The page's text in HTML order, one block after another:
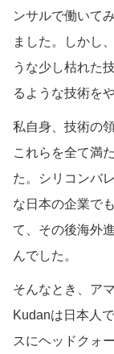
ンサルで働いて
ました。しかし
うな少し枯れた
るような技術を
私自身、技術の
これらを全て満
た。シリコンバ
な日本の企業で
て、その後海外
んでした。
そんなとき、ア
Kudanは日本人
スにヘッドクォ